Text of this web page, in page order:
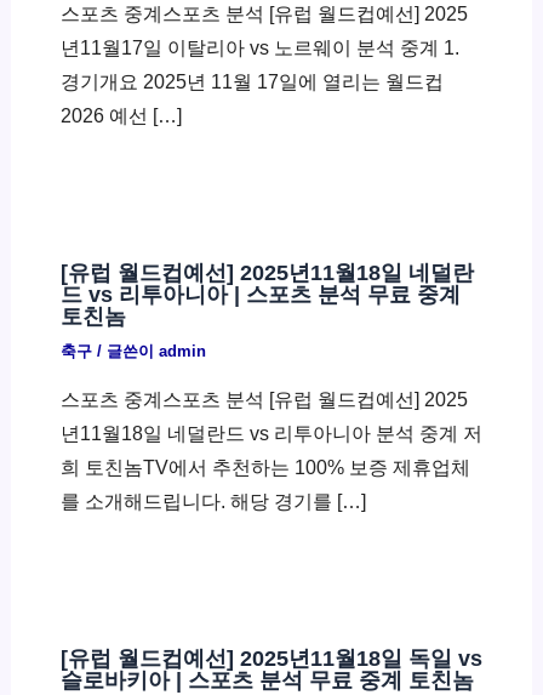
스포츠 중계스포츠 분석 [유럽 월드컵예선] 2025
년11월17일 이탈리아 vs 노르웨이 분석 중계 1.
경기개요 2025년 11월 17일에 열리는 월드컵
2026 예선 […]
[유럽 월드컵예선] 2025년11월18일 네덜란
드 vs 리투아니아 | 스포츠 분석 무료 중계
토친놈
축구/ 글쓴이 admin
스포츠 중계스포츠 분석 [유럽 월드컵예선] 2025
년11월18일 네덜란드 vs 리투아니아 분석 중계 저
희 토친놈TV에서 추천하는 100% 보증 제휴업체
를 소개해드립니다. 해당 경기를 […]
[유럽 월드컵예선] 2025년11월18일 독일 vs
슬로바키아 | 스포츠 분석 무료 중계 토친놈